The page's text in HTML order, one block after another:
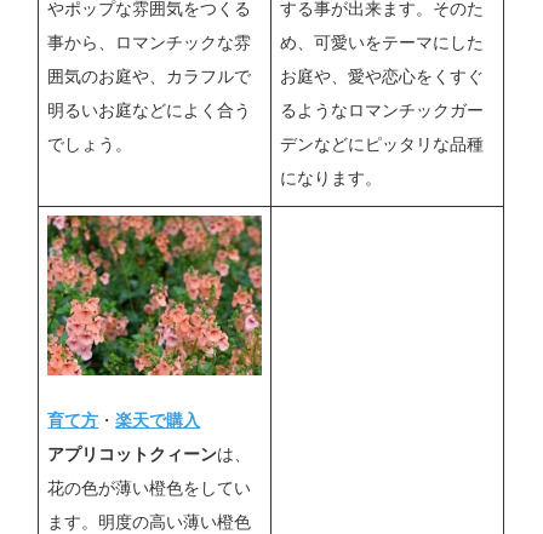
やポップな雰囲気をつくる
事から、ロマンチックな雰
囲気のお庭や、カラフルで
明るいお庭などによく合う
でしょう。
する事が出来ます。そのた
め、可愛いをテーマにした
お庭や、愛や恋心をくすぐ
るようなロマンチックガー
デンなどにピッタリな品種
になります。
育て方 ・楽天で購入
アプリコットクィーンは、
花の色が薄い橙色をしてい
ます。明度の高い薄い橙色